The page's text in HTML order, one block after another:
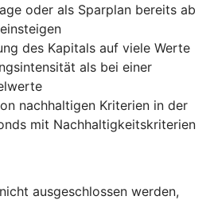
oder als Sparplan bereits ab
des Kapitals auf viele Werte
als bei einer
nachhaltigen Kriterien in der
mit Nachhaltigkeitskriterien
ausgeschlossen werden,